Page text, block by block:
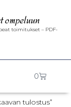
ompeluun
toimitukset – PDF-
0
tulostus”